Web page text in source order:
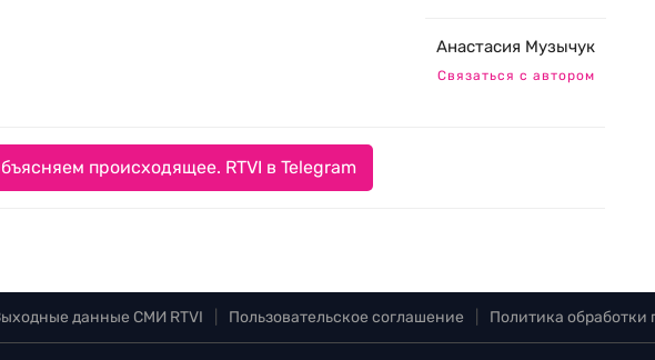
Анастасия Музычук
Связаться с автором
происходящее. RTVI в Telegram
данные СМИ RTVI Пользовательское соглашение Политика